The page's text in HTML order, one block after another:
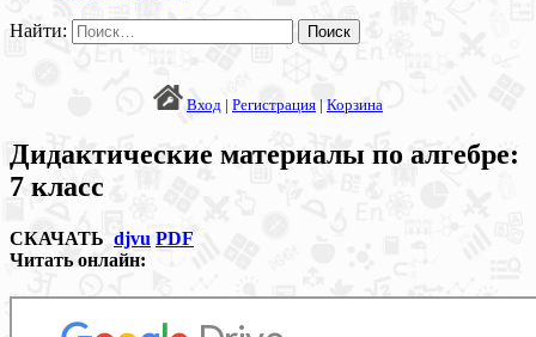
Найти:
Вход | Регистрация | Корзина
Дидактические материалы по алгебре:
7 класс
СКАЧАТЬ djvu PDF
Читать онлайн: